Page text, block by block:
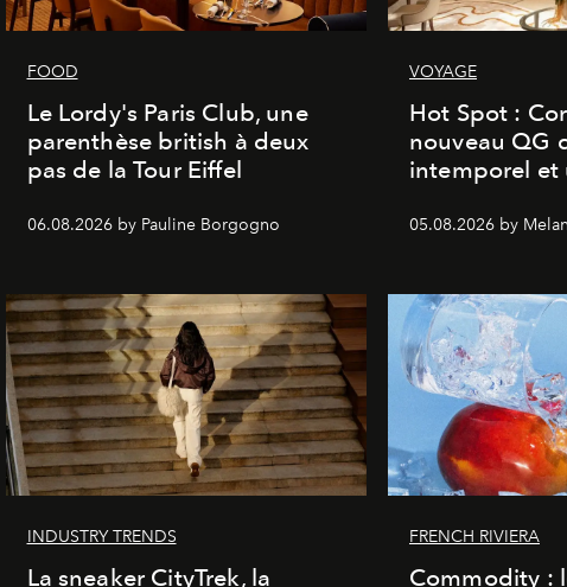
FOOD
Le Lordy's Paris Club, une
parenthèse british à deux
pas de la Tour Eiffel
06.08.2026 by Pauline Borgogno
VOYAGE
Hot Spot :
nouveau QG
intemporel et
05.08.2026 by
INDUSTRY TRENDS
La sneaker CityTrek, la
FRENCH RIVIERA
Commodity :